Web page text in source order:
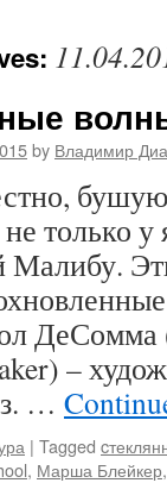
by Владимир
только
Малибу.
ДеСомма
–
…
| Tagged
, Марша Блейкер,